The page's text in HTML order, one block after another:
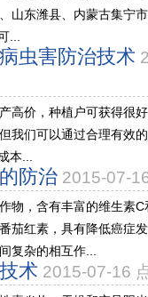
山东潍县、内蒙古集宁
...
虫害防治技术
高价，种植户可获得很
我们可以通过合理有效
本...
防治 2015-07-
物，含有丰富的维生素
红素，具有降低癌症
复杂的相互作...
术 2015-07-16